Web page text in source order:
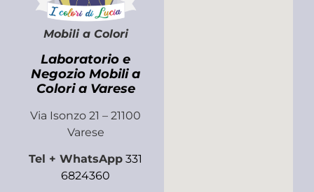
Mobili a Colori
Laboratorio e
Negozio Mobili a
Colori a Varese
Via Isonzo 21 – 21100
Varese
Tel + WhatsApp 331
6824360